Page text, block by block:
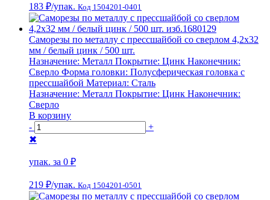
183 ₽/упак. Код 1504201-0401
Саморезы по металлу с прессшайбой со сверлом 4,2х32
мм / белый цинк / 500 шт.
Назначение: Металл Покрытие: Цинк Наконечник:
Сверло Форма головки: Полусферическая головка с
прессшайбой Материал: Сталь
Назначение: Металл Покрытие: Цинк Наконечник:
Сверло
В корзину
-
+
✖
упак. за 0 ₽
219 ₽/упак. Код 1504201-0501